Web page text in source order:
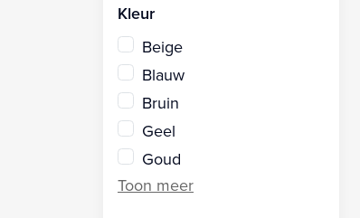
Kleur
Beige
Blauw
Bruin
Geel
Goud